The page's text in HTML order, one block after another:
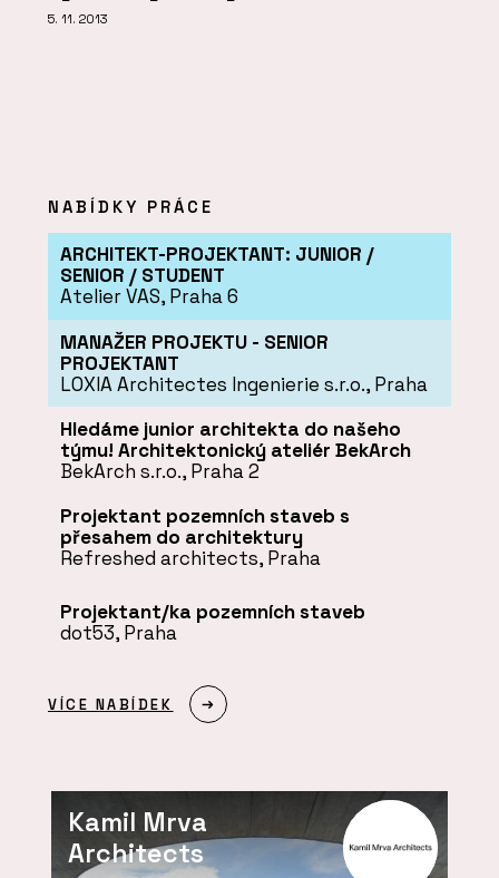
5. 11. 2013
NABÍDKY PRÁCE
ARCHITEKT-PROJEKTANT: JUNIOR /
SENIOR / STUDENT
Atelier VAS, Praha 6
MANAŽER PROJEKTU - SENIOR
PROJEKTANT
LOXIA Architectes Ingenierie s.r.o., Praha
Hledáme junior architekta do našeho
týmu! Architektonický ateliér BekArch
BekArch s.r.o., Praha 2
Projektant pozemních staveb s
přesahem do architektury
Refreshed architects, Praha
Projektant/ka pozemních staveb
dot53, Praha
VÍCE NABÍDEK
Kamil Mrva
Architects